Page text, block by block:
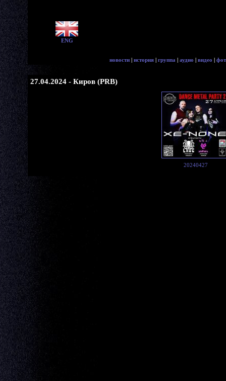
ENG
новости | история | группа | аудио | видео |
27.04.2024 - Киров (PRB)
20240427